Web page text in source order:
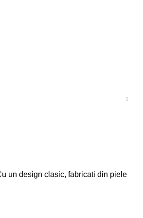
un design clasic, fabricati din piele